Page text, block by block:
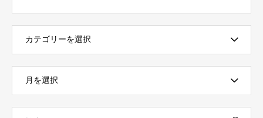
12時より予約受付開始！限
定200SET
精神を体現する「横浜セゾ
横